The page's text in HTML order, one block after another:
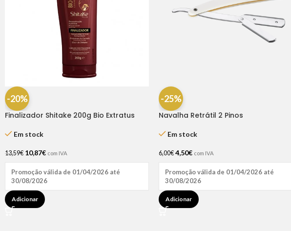
-20%
Finalizador Shitake 200g Bio Extratus
Em stock
13,59€ 10,87€ com IVA
Promoção válida de 01/04/2026 até
30/08/2026
Adicionar
-25%
Navalha Retrátil 2 Pinos
Em stock
6,00€ 4,50€ com IVA
Promoção válida de 01/04/2026 até
30/08/2026
Adicionar